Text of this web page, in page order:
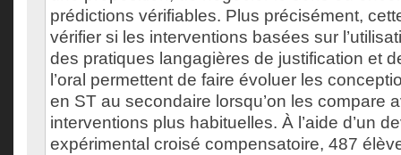
prédictions vérifiables. Plus précisément,
vérifier si les interventions basées sur
des pratiques langagières de justification et
l’oral permettent de faire évoluer les
en ST au secondaire lorsqu’on les compare
interventions plus habituelles. À l’aide d’un
expérimental croisé compensatoire, 487